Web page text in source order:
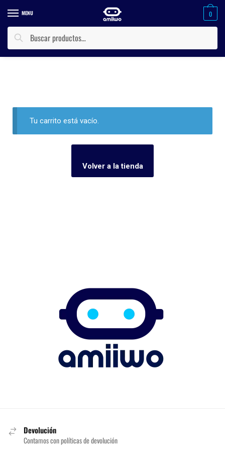
MENU
Buscar
0
Tu carrito está vacío.
Volver a la tienda
Devolución
Contamos con políticas de devolución